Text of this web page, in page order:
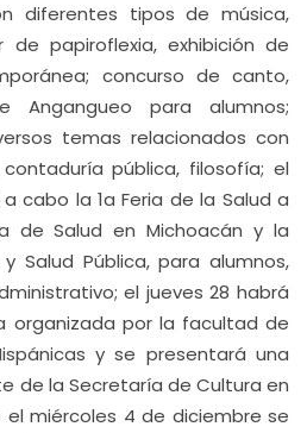
diferentes tipos de música,
de papiroflexia, exhibición de
concurso de canto,
Angangueo para alumnos;
temas relacionados con
pública, filosofía; el
cabo la 1a Feria de la Salud a
de Salud en Michoacán y la
Salud Pública, para alumnos,
el jueves 28 habrá
organizada por la facultad de
y se presentará una
de la Secretaría de Cultura en
miércoles 4 de diciembre se